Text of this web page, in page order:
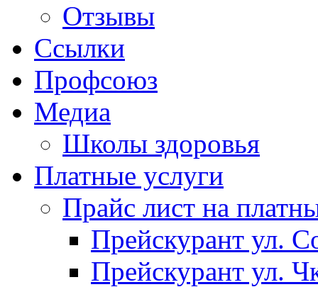
Отзывы
Ссылки
Профсоюз
Медиа
Школы здоровья
Платные услуги
Прайс лист на
Прейскурант ул.
Прейскурант ул.